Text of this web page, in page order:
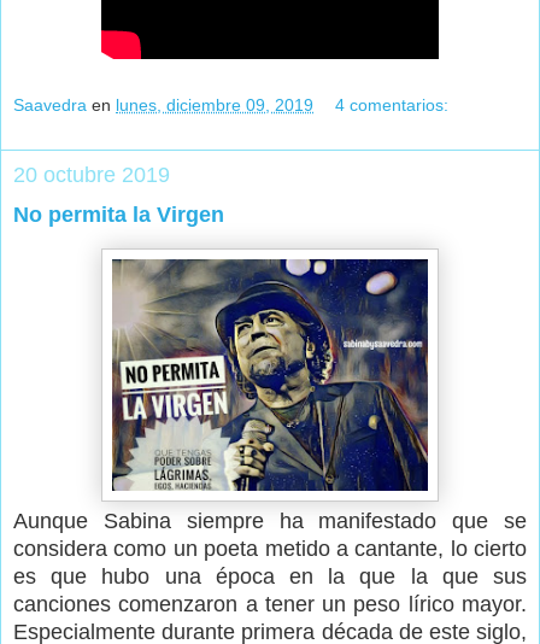
Saavedra en lunes, diciembre 09, 2019 4 comentarios:
20 octubre 2019
No permita la Virgen
Aunque Sabina siempre ha manifestado que se
considera como un poeta metido a cantante, lo cierto
es que hubo una época en la que la que sus
canciones comenzaron a tener un peso lírico mayor.
Especialmente durante primera década de este siglo,